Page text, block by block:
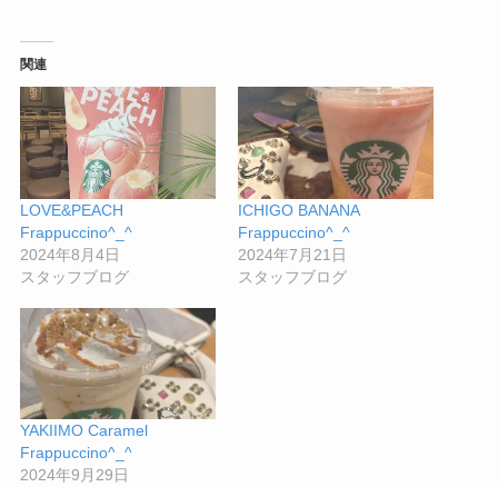
関連
LOVE&PEACH
Frappuccino^_^
2024年8月4日
スタッフブログ
ICHIGO BANANA
Frappuccino^_^
2024年7月21日
スタッフブログ
YAKIIMO Caramel
Frappuccino^_^
2024年9月29日